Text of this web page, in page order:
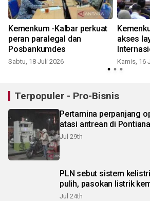
Kemenkum -Kalbar perkuat
peran paralegal dan
Posbankumdes
Sabtu, 18 Juli 2026
akses
Kamis, 16
Terpopuler - Pro-Bisnis
Pertamina perpanjang
atasi antrean di
Jul 29th
PLN sebut sistem
pulih, pasokan listrik
Jul 24th